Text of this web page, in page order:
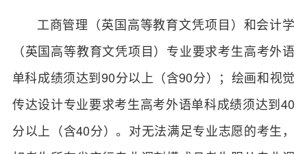
工商管理（英国高等教育文凭项目）和会计学
（英国高等教育文凭项目）专业要求考生高考外语
单科成绩须达到90分以上（含90分）；绘画和视觉
传达设计专业要求考生高考外语单科成绩须达到40
分以上（含40分）。对无法满足专业志愿的考生，